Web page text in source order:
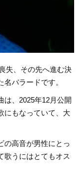
失、その先へ進む決
バラードです。
は、2025年12月公開
にもなっていて、大
の高音が男性にとっ
歌うにはとてもオス